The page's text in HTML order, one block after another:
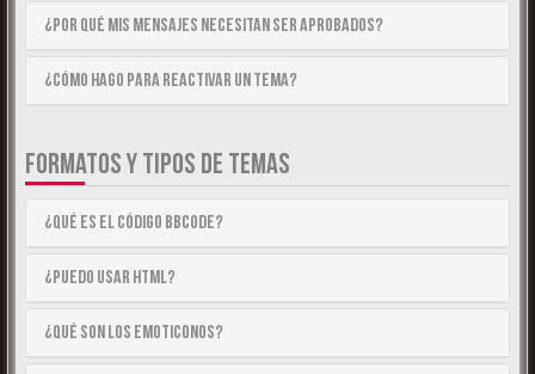
¿Por qué mis mensajes necesitan ser aprobados?
¿Cómo hago para reactivar un tema?
FORMATOS Y TIPOS DE TEMAS
¿Qué es el código BBCode?
¿Puedo usar HTML?
¿Qué son los emoticonos?